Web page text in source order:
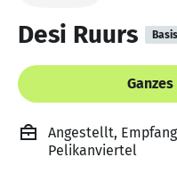
Desi Ruurs Basis
Angestellt,
Pelikanviertel